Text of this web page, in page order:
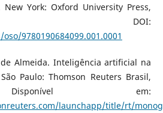
York: Oxford University Press,
DOI:
9780190684099.001.0001
de Almeida. Inteligência artificial na
Paulo: Thomson Reuters Brasil,
em:
launchapp/title/rt/